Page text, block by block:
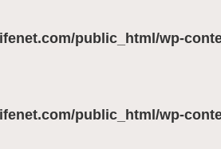
public_html/wp-
public_html/wp-